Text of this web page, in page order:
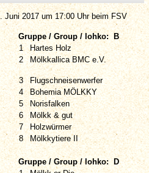
Juni 2017 um 17:00 Uhr beim FSV
Gruppe / Group / lohko: B
1
Hartes Holz
2 Mölkkallica BMC e.V.
3
Flugschneisenwerfer
4
Bohemia MÖLKKY
5
Norisfalken
6
Mölkk & gut
7
Holzwürmer
8 Mölkkytiere II
Gruppe / Group / lohko: D